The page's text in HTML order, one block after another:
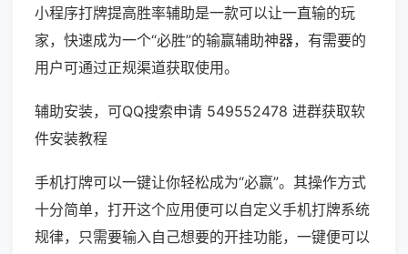
小程序打牌提高胜率辅助是一款可以让一直输的玩
家，快速成为一个“必胜”的输赢辅助神器，有需要的
用户可通过正规渠道获取使用。
辅助安装，可QQ搜索申请 549552478 进群获取软
件安装教程
手机打牌可以一键让你轻松成为“必赢”。其操作方式
十分简单，打开这个应用便可以自定义手机打牌系统
规律，只需要输入自己想要的开挂功能，一键便可以